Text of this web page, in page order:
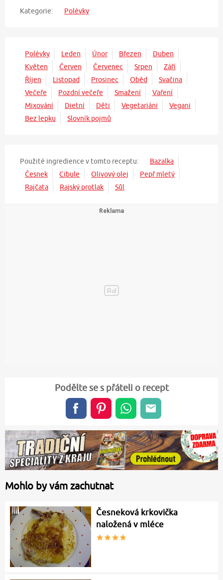
Kategorie: Polévky
Polévky Leden Únor Březen
Duben
Květen
Červen Červenec Srpen
Září
Říjen
Listopad Prosinec Oběd
Svačina
Večeře
Pozdní večeře Smažení
Vaření
Mixování
Dietní Děti Vegetariáni
Vegani
Bez lepku
Slovník pojmů
Použité ingredience v tomto receptu:
Bazalka
Česnek
Cibule Olivový olej
Pepř mletý
Rajčata
Rajský protlak Sůl
Podělte se s přáteli o recept
Mohlo by vám zachutnat
Česneková krkovička
naložená v mléce